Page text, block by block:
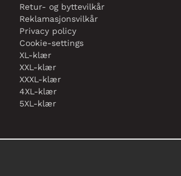
Retur- og byttevilkår
Reklamasjonsvilkår
Privacy policy
Cookie-settings
XL-klær
XXL-klær
XXXL-klær
4XL-klær
5XL-klær